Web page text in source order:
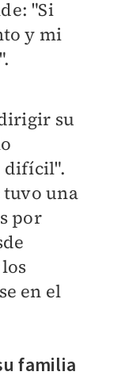
"Si
y mi
su
difícil".
tuvo una
por
en el
familia